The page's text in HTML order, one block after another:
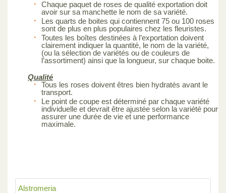
Alstromeria
Chaque paquet de roses de qualité exportation doit
avoir sur sa manchette le nom de sa variété.
Les quarts de boites qui contiennent 75 ou 100 roses
sont de plus en plus populaires chez les fleuristes.
Toutes les boîtes destinées à l’exportation doivent
clairement indiquer la quantité, le nom de la variété,
(ou la sélection de variétés ou de couleurs de
l’assortiment) ainsi que la longueur, sur chaque boite.
Qualité
Tous les roses doivent êtres bien hydratés avant le
transport.
Le point de coupe est déterminé par chaque variété
individuelle et devrait être ajustée selon la variété pour
assurer une durée de vie et une performance
maximale.